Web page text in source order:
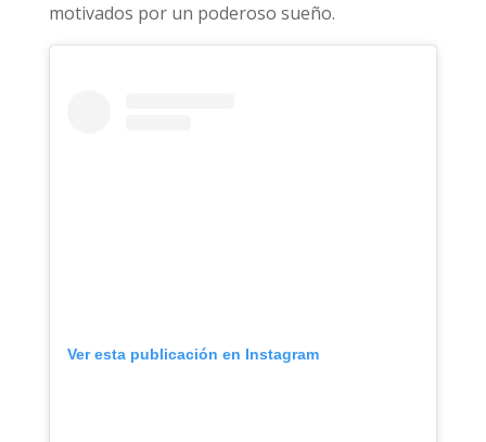
motivados por un poderoso sueño.
Ver esta publicación en Instagram